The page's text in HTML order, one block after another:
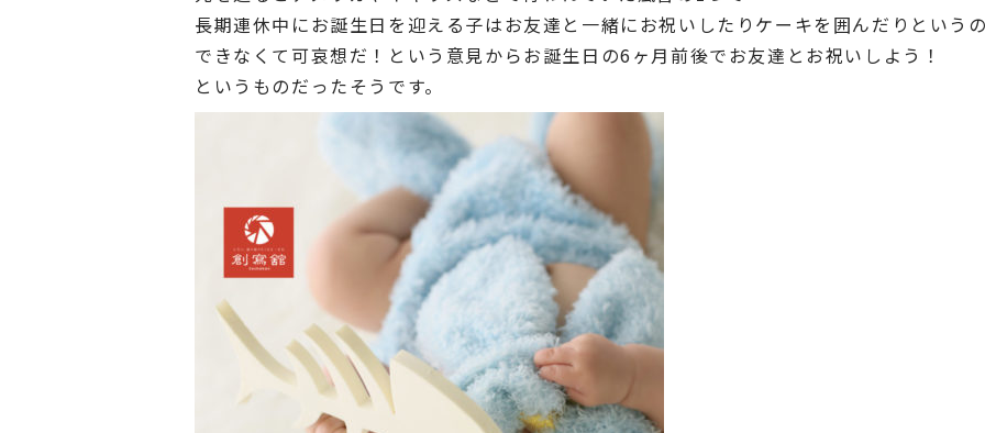
長期連休中にお誕生日を迎える子はお友達と一緒にお祝いしたりケーキを囲んだりという
できなくて可哀想だ！という意見からお誕生日の6ヶ月前後でお友達とお祝いしよう！
というものだったそうです。